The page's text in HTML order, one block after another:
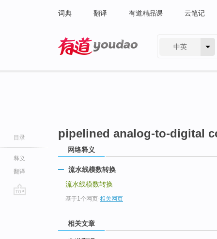
词典 翻译 有道精品课 云笔记
中英
目录
释义
翻译
pipelined analog-to-digital
网络释义
流水线模数转换
流水线模数转换
基于1个网页-相关网页
相关文章